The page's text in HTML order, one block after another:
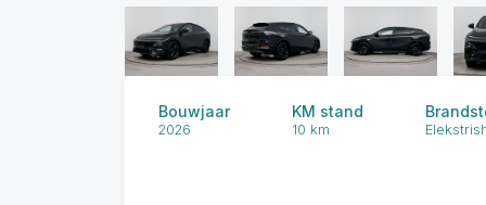
Bouwjaar
2026
KM stand
10 km